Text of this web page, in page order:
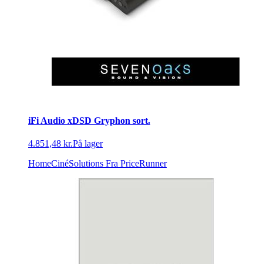
iFi Audio xDSD Gryphon sort.
4.851,48 kr.På lager
HomeCinéSolutions Fra PriceRunner